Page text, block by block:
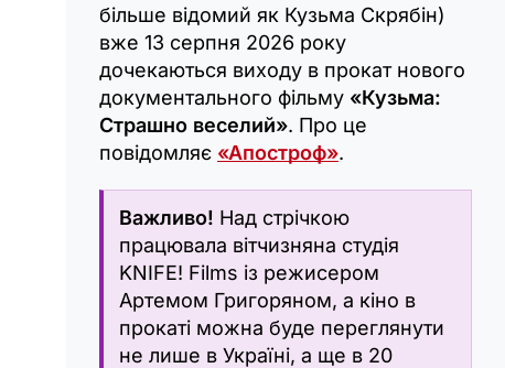
більше відомий як Кузьма Скрябін)
вже 13 серпня 2026 року
дочекаються виходу в прокат нового
документального фільму «Кузьма:
Страшно веселий». Про це
повідомляє «Апостроф».
Важливо! Над стрічкою
працювала вітчизняна студія
KNIFE! Films із режисером
Артемом Григоряном, а кіно в
прокаті можна буде переглянути
не лише в Україні, а ще в 20